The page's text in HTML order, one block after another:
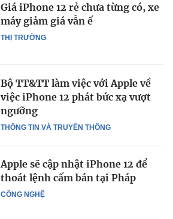
THỊ TRƯỜNG
Giá iPhone 12 rẻ chưa từng có, xe
máy giảm giá vẫn ế
THÔNG TIN VÀ TRUYỀN THÔNG
Bộ TT&TT làm việc với Apple về
việc iPhone 12 phát bức xạ vượt
ngưỡng
CÔNG NGHỆ
Apple sẽ cập nhật iPhone 12 để
thoát lệnh cấm bán tại Pháp